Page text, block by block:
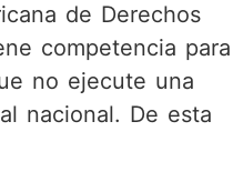
de Derechos
competencia para
no ejecute una
nacional. De esta